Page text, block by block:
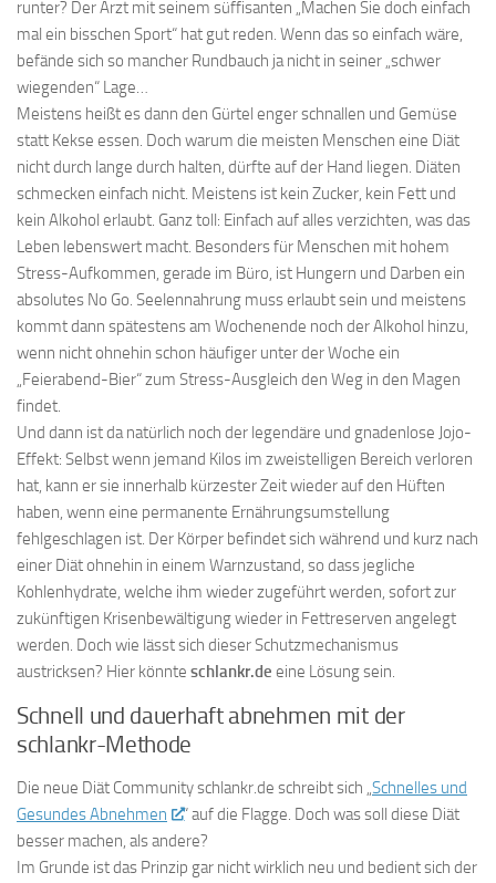
runter? Der Arzt mit seinem süffisanten „Machen Sie doch einfach
mal ein bisschen Sport“ hat gut reden. Wenn das so einfach wäre,
befände sich so mancher Rundbauch ja nicht in seiner „schwer
wiegenden“ Lage…
Meistens heißt es dann den Gürtel enger schnallen und Gemüse
statt Kekse essen. Doch warum die meisten Menschen eine Diät
nicht durch lange durch halten, dürfte auf der Hand liegen. Diäten
schmecken einfach nicht. Meistens ist kein Zucker, kein Fett und
kein Alkohol erlaubt. Ganz toll: Einfach auf alles verzichten, was das
Leben lebenswert macht. Besonders für Menschen mit hohem
Stress-Aufkommen, gerade im Büro, ist Hungern und Darben ein
absolutes No Go. Seelennahrung muss erlaubt sein und meistens
kommt dann spätestens am Wochenende noch der Alkohol hinzu,
wenn nicht ohnehin schon häufiger unter der Woche ein
„Feierabend-Bier“ zum Stress-Ausgleich den Weg in den Magen
findet.
Und dann ist da natürlich noch der legendäre und gnadenlose Jojo-
Effekt: Selbst wenn jemand Kilos im zweistelligen Bereich verloren
hat, kann er sie innerhalb kürzester Zeit wieder auf den Hüften
haben, wenn eine permanente Ernährungsumstellung
fehlgeschlagen ist. Der Körper befindet sich während und kurz nach
einer Diät ohnehin in einem Warnzustand, so dass jegliche
Kohlenhydrate, welche ihm wieder zugeführt werden, sofort zur
zukünftigen Krisenbewältigung wieder in Fettreserven angelegt
werden. Doch wie lässt sich dieser Schutzmechanismus
austricksen? Hier könnte schlankr.de eine Lösung sein.
Schnell und dauerhaft abnehmen mit der
schlankr-Methode
Die neue Diät Community schlankr.de schreibt sich „Schnelles und
Gesundes Abnehmen
“ auf die Flagge. Doch was soll diese Diät
besser machen, als andere?
Im Grunde ist das Prinzip gar nicht wirklich neu und bedient sich der